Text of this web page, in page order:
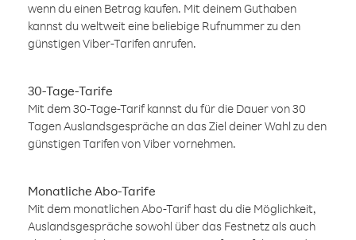
wenn du einen Betrag kaufen. Mit deinem Guthaben
kannst du weltweit eine beliebige Rufnummer zu den
günstigen Viber-Tarifen anrufen.
30-Tage-Tarife
Mit dem 30-Tage-Tarif kannst du für die Dauer von 30
Tagen Auslandsgespräche an das Ziel deiner Wahl zu den
günstigen Tarifen von Viber vornehmen.
Monatliche Abo-Tarife
Mit dem monatlichen Abo-Tarif hast du die Möglichkeit,
Auslandsgespräche sowohl über das Festnetz als auch